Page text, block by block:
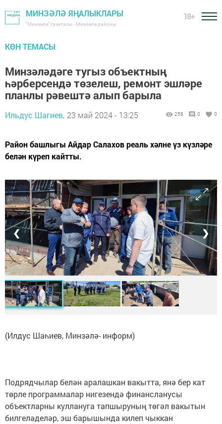
МИНЗӘЛӘ ЯҢАЛЫКЛАРЫ
"Минзәлә" газетасы - Минзәлә районы
18+
КӨН ТЕМАСЫ
Минзәләдәге тугыз объектның
һәрберсендә төзелеш, ремонт эшләре
планлы рәвештә алып барыла
Ильдус Шагиев, 23 май 2024 - 13:25 258 0 0
Район башлыгы Айдар Салахов реаль хәлне үз күзләре
белән күреп кайтты.
❮ ❯
(Илдус Шаһиев, Минзәлә- информ)
Подрядчылар белән аралашкан вакытта, янә бер кат
төрле программалар нигезендә финансланусы
объектларны куллануга тапшыруның төгәл вакытын
билгеләделәр, эш барышында килеп чыккан